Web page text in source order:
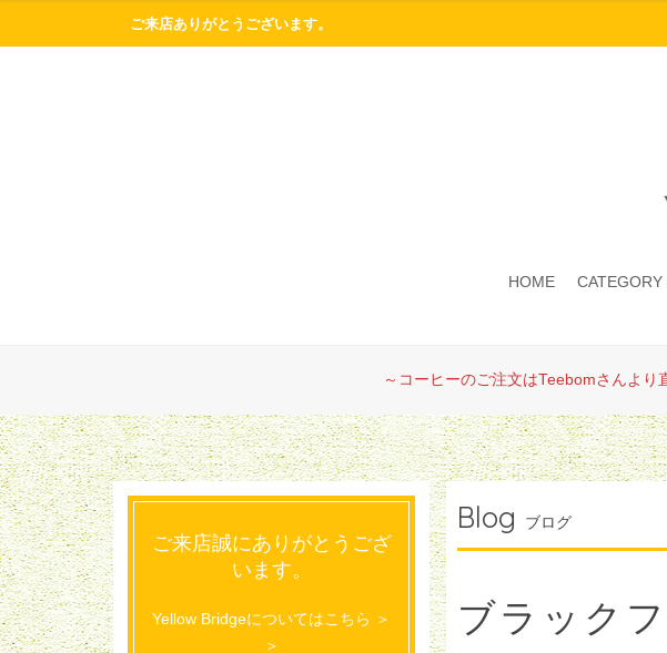
ご来店ありがとうございます。
HOME CATEGORY
～コーヒーのご注文はTeebomさんよ
Blog ブログ
ブラック
ご来店誠にありがとうござ
います。
Yellow Bridgeについてはこちら ＞
＞